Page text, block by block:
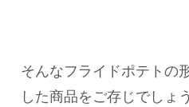
そんなフライドポテトの
した商品をご存じでしょ